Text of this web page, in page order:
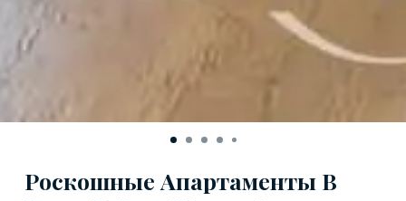
Роскошные Апартаменты В